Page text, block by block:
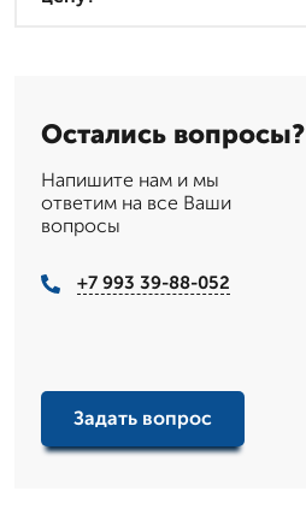
Остались вопросы?
Напишите нам и мы
ответим на все Ваши
вопросы
+7 993 39-88-052
Задать вопрос